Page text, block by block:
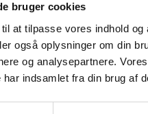
bruger cookies
at tilpasse vores indhold
også oplysninger om din
og analysepartnere.
indsamlet fra din brug af
Hvem er
Vores værdier
Medarbejdere